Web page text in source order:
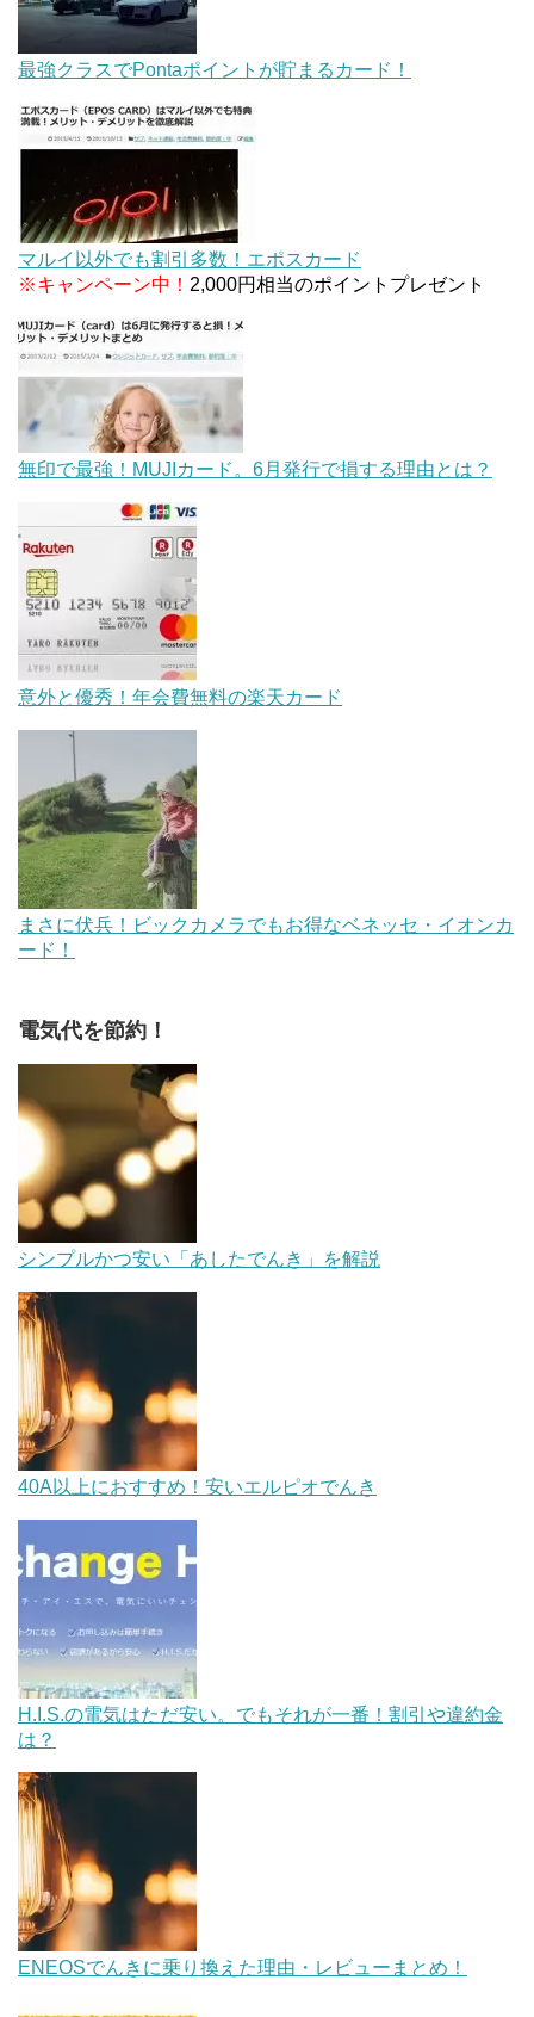
最強クラスでPontaポイントが貯まるカード！
マルイ以外でも割引多数！エポスカード
※キャンペーン中！ 2,000円相当のポイントプレゼント
無印で最強！MUJIカード。6月発行で損する理由とは？
意外と優秀！年会費無料の楽天カード
まさに伏兵！ビックカメラでもお得なベネッセ・イオンカ
ード！
電気代を節約！
シンプルかつ安い「あしたでんき」を解説
40A以上におすすめ！安いエルピオでんき
H.I.S.の電気はただ安い。でもそれが一番！割引や違約金
は？
ENEOSでんきに乗り換えた理由・レビューまとめ！